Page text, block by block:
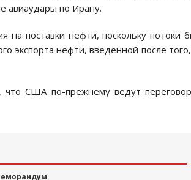
авиаудары по Ирану.
на поставки нефти, поскольку потоки
экспорта нефти, введенной после того,
что США по-прежнему ведут